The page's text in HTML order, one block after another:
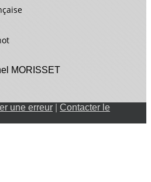
MORISSET
une erreur
Contacter le